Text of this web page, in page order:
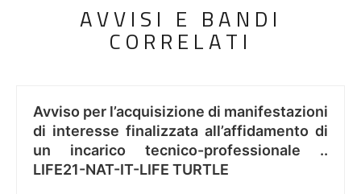
AVVISI E BANDI
CORRELATI
Avviso per l’acquisizione di manifestazioni
di interesse finalizzata all’affidamento di
un incarico tecnico-professionale ..
LIFE21-NAT-IT-LIFE TURTLE